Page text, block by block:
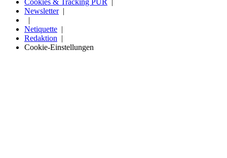
Newsletter
Netiquette
Redaktion
Cookie-Einstellungen